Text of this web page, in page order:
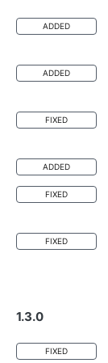
ADDED
ADDED
FIXED
ADDED
FIXED
FIXED
1.3.0
FIXED